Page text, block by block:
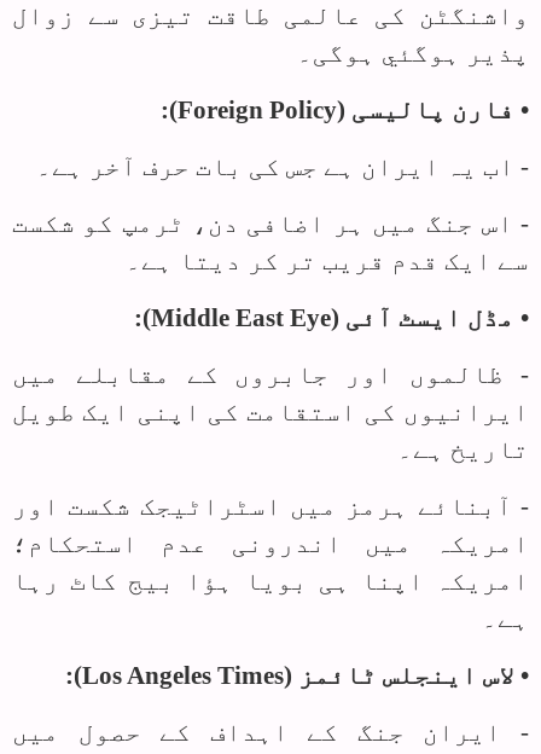
واشنگٹن کی عالمی طاقت تیزی سے زوال
پذیر ہوگئي ہوگی۔
• فارن پالیسی (Foreign Policy
):
- اب یہ ایران ہے جس کی بات حرف آخر ہے۔
- اس جنگ میں ہر اضافی دن، ٹرمپ کو شکست
سے ایک قدم قریب تر کر دیتا ہے۔
• مڈل ایسٹ آئی (Middle East Eye
):
- ظالموں اور جابروں کے مقابلے میں
ایرانیوں کی استقامت کی اپنی ایک طویل
تاریخ ہے۔
- آبنائے ہرمز میں اسٹراٹیجک شکست اور
امریکہ میں اندرونی عدم استحکام؛
امریکہ اپنا ہی بویا ہؤا بیج کاٹ رہا
ہے۔
• لاس اینجلس ٹائمز (Los Angeles Times
):
- ایران جنگ کے اہداف کے حصول میں